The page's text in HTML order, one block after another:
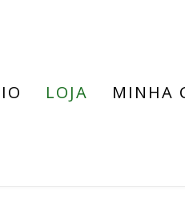
LOJA MINHA